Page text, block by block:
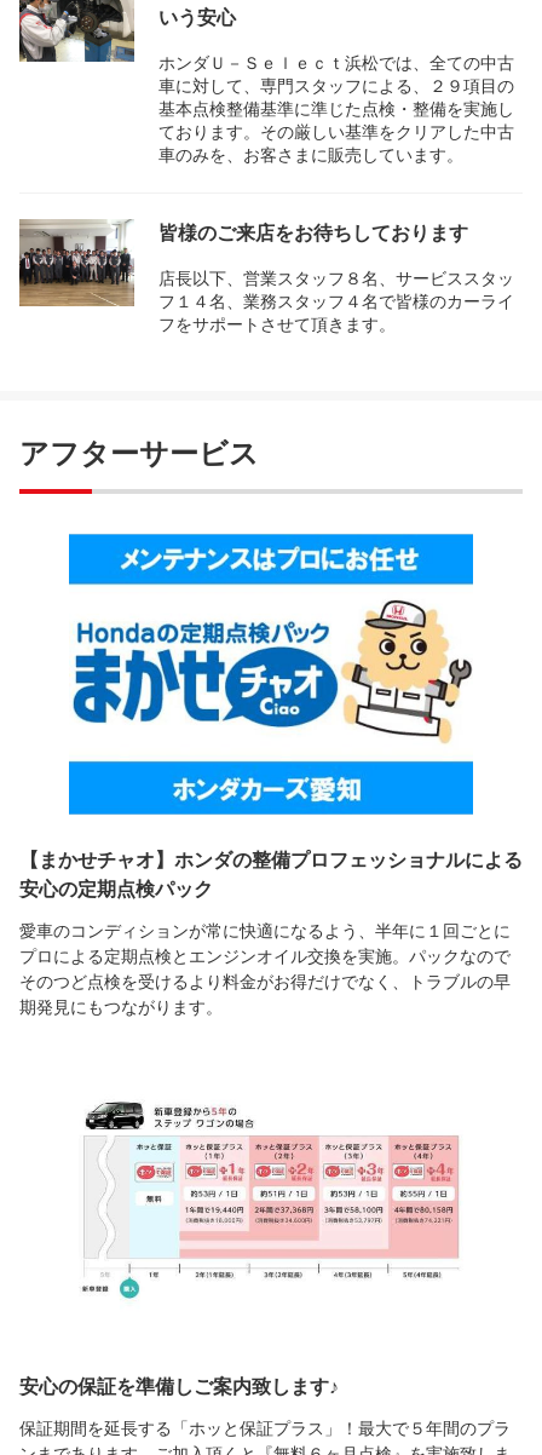
いう安心
ホンダＵ－Ｓｅｌｅｃｔ浜松では、全ての中古
車に対して、専門スタッフによる、２９項目の
基本点検整備基準に準じた点検・整備を実施し
ております。その厳しい基準をクリアした中古
車のみを、お客さまに販売しています。
皆様のご来店をお待ちしております
店長以下、営業スタッフ８名、サービススタッ
フ１４名、業務スタッフ４名で皆様のカーライ
フをサポートさせて頂きます。
アフターサービス
【まかせチャオ】ホンダの整備プロフェッショナルによる
安心の定期点検パック
愛車のコンディションが常に快適になるよう、半年に１回ごとに
プロによる定期点検とエンジンオイル交換を実施。パックなので
そのつど点検を受けるより料金がお得だけでなく、トラブルの早
期発見にもつながります。
安心の保証を準備しご案内致します♪
保証期間を延長する「ホッと保証プラス」！最大で５年間のプラ